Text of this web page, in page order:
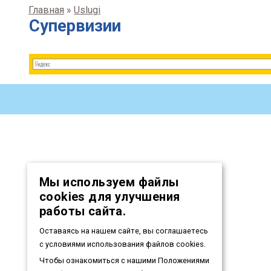
Главная » Uslugi
Супервизии
Мы используем файлы
cookies для улучшения
работы сайта.
Оставаясь на нашем сайте, вы соглашаетесь
с условиями использования файлов cookies.
Чтобы ознакомиться с нашими Положениями